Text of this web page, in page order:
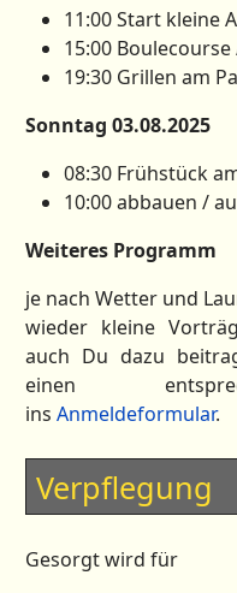
11:00 Start kleine
15:00
19:30 Grillen am
Sonntag 03.08.2025
08:30 Frühstück
10:00 abbauen /
Weiteres Programm
je nach Wetter und
wieder kleine
auch Du dazu
einen
ins Anmeldeformular.
Verpflegung
Gesorgt wird für